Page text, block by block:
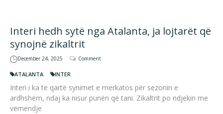
Interi hedh sytë nga Atalanta, ja lojtarët që
synojnë zikaltrit
December 24, 2025 Comment
ATALANTA INTER
Interi i ka të qartë synimet e merkatos për sezonin e
ardhshëm, ndaj ka nisur punën që tani. Zikaltrit po ndjekin me
vëmendje